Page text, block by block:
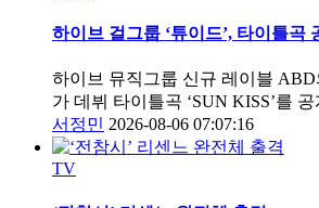
하이브 걸그룹 ‘튜이드’, 타이틀곡
하이브 뮤직그룹 신규 레이블
가 데뷔 타이틀곡 ‘SUN KISS’를
서정민 2026-08-06 07:07:16
TV